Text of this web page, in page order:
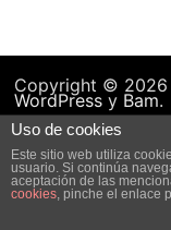
Copyright © 2026
WordPressy Bam.
Uso de cookies
Este sitio web utiliza
usuario. Si continúa
aceptación de las
cookies, pinche el enlace